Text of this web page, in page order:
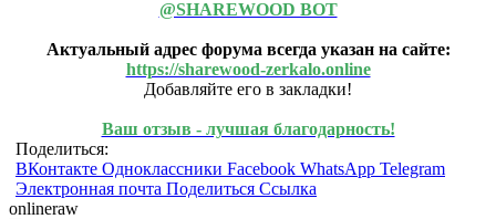
@SHAREWOOD BOT
Актуальный адрес форума всегда указан на сайте:
https://sharewood-zerkalo.online
Добавляйте его в закладки!
Ваш отзыв - лучшая благодарность!
Поделиться:
ВКонтакте Одноклассники Facebook WhatsApp Telegram
Электронная почта Поделиться Ссылка
onlineraw